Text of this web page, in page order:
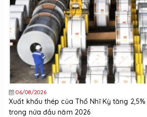
06/08/2026
Xuất khẩu thép của Thổ Nhĩ Kỳ tăng
trong nửa đầu năm 2026